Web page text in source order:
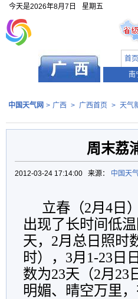
今天是2026年8月7日 星期五
首页
南
中国天气网 > 广西 > 广西首页 > 天气
周末荔
2012-03-24 17:14:00 来源： 中国天
立春（2月4日
出现了长时间低
天，2月总日照时
时），3月1-23日
数为23天（2月23
明媚、晴空万里